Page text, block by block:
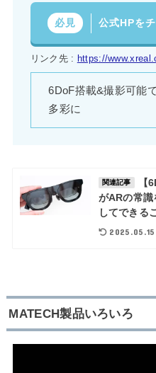
必見 公式HPを
リンク先 : https://
6DoF搭載&撮影可能
多彩に
関連記事
【
がARの常
してできる
2025.05.15
MATECH製品いろいろ